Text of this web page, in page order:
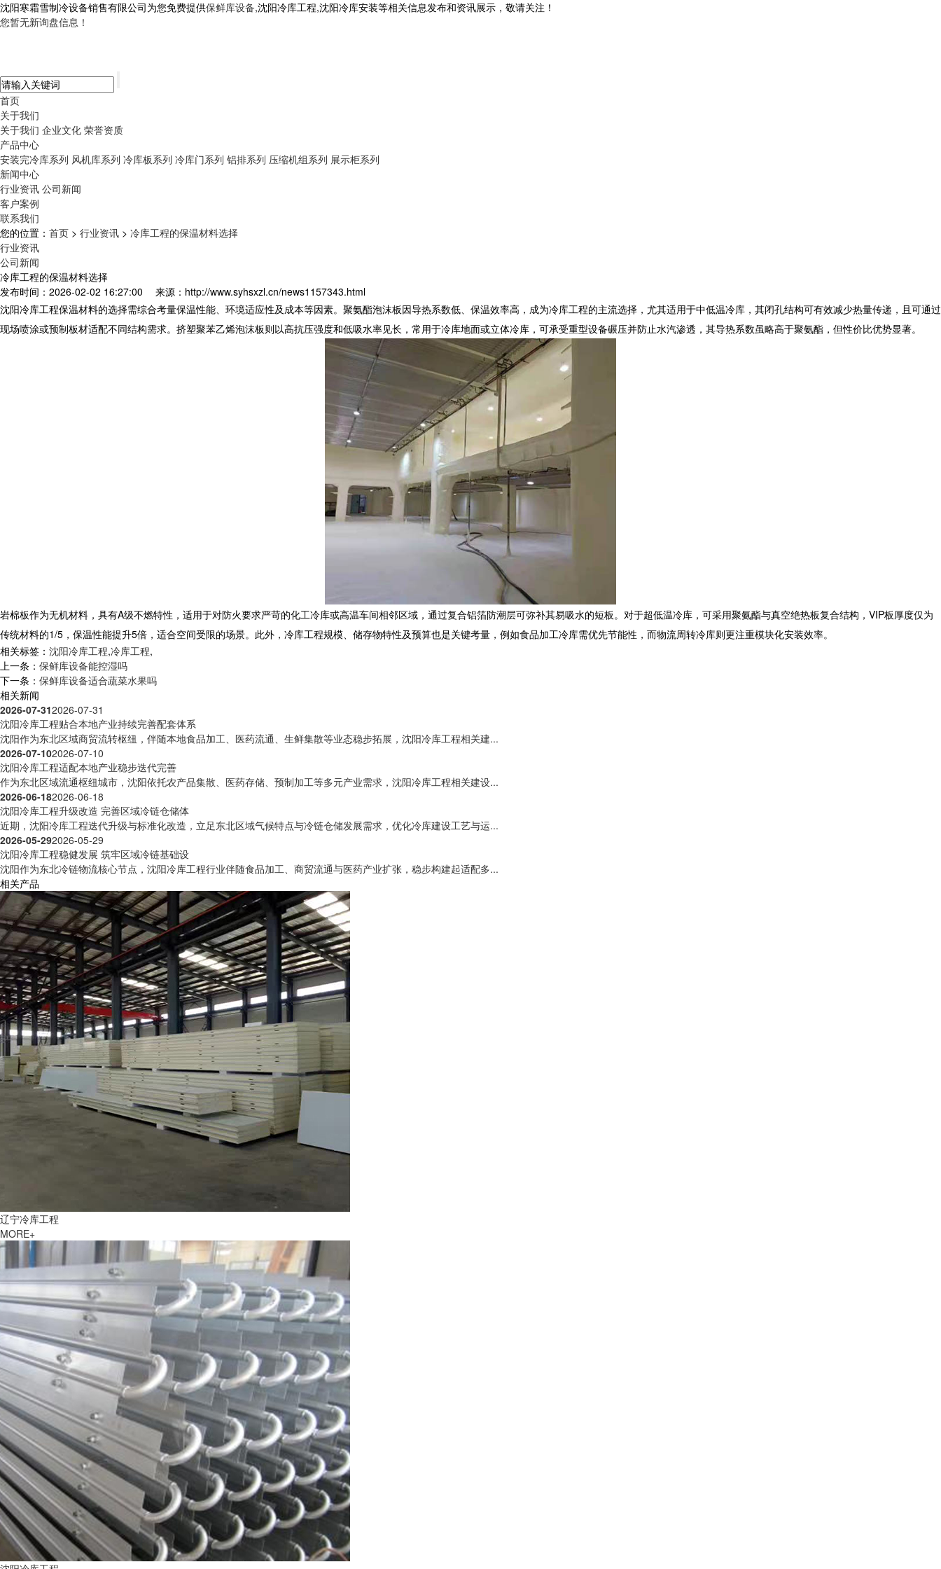
沈阳寒霜雪制冷设备销售有限公司为您免费提供保鲜库设备,沈阳冷库工程,沈阳冷库安装等相关信息发布和资讯展示，敬请关注！
您暂无新询盘信息！
首页
关于我们
关于我们 企业文化 荣誉资质
产品中心
安装完冷库系列 风机库系列 冷库板系列 冷库门系列 铝排系列 压缩机组系列 展示柜系列
新闻中心
行业资讯 公司新闻
客户案例
联系我们
您的位置： 首页 > 行业资讯 > 冷库工程的保温材料选择
行业资讯
公司新闻
冷库工程的保温材料选择
发布时间：2026-02-02 16:27:00
来源：http://www.syhsxzl.cn/news1157343.html
沈阳冷库工程保温材料的选择需综合考量保温性能、环境适应性及成本等因素。聚氨酯泡沫板因导热系数低、保温效率高，成为冷库工程的主流选择，尤其适用于中低温冷库，其闭孔结构可有效减少热量传递，且可通过
现场喷涂或预制板材适配不同结构需求。挤塑聚苯乙烯泡沫板则以高抗压强度和低吸水率见长，常用于冷库地面或立体冷库，可承受重型设备碾压并防止水汽渗透，其导热系数虽略高于聚氨酯，但性价比优势显著。
岩棉板作为无机材料，具有A级不燃特性，适用于对防火要求严苛的化工冷库或高温车间相邻区域，通过复合铝箔防潮层可弥补其易吸水的短板。对于超低温冷库，可采用聚氨酯与真空绝热板复合结构，VIP板厚度仅为
传统材料的1/5，保温性能提升5倍，适合空间受限的场景。此外， 冷库工程规模、储存物特性及预算也是关键考量，例如食品加工冷库需优先节能性，而物流周转冷库则更注重模块化安装效率。
相关标签： 沈阳冷库工程,冷库工程,
上一条： 保鲜库设备能控湿吗
下一条： 保鲜库设备适合蔬菜水果吗
相关新闻
2026-07-312026-07-31
沈阳冷库工程贴合本地产业持续完善配套体系
沈阳作为东北区域商贸流转枢纽，伴随本地食品加工、医药流通、生鲜集散等业态稳步拓展，沈阳冷库工程相关建...
2026-07-102026-07-10
沈阳冷库工程适配本地产业稳步迭代完善
作为东北区域流通枢纽城市，沈阳依托农产品集散、医药存储、预制加工等多元产业需求，沈阳冷库工程相关建设...
2026-06-182026-06-18
沈阳冷库工程升级改造 完善区域冷链仓储体
近期，沈阳冷库工程迭代升级与标准化改造，立足东北区域气候特点与冷链仓储发展需求，优化冷库建设工艺与运...
2026-05-292026-05-29
沈阳冷库工程稳健发展 筑牢区域冷链基础设
沈阳作为东北冷链物流核心节点，沈阳冷库工程行业伴随食品加工、商贸流通与医药产业扩张，稳步构建起适配多...
相关产品
辽宁冷库工程
MORE+